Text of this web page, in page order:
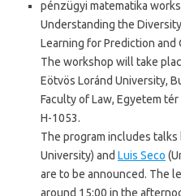
pénzügyi matematika
Understanding the
Learning for Prediction and
The workshop will take
Eötvös Loránd University,
Faculty of Law, Egyetem
H-1053.
The program includes talks
University) and Luis Seco
are to be announced. The
around 15:00 in the